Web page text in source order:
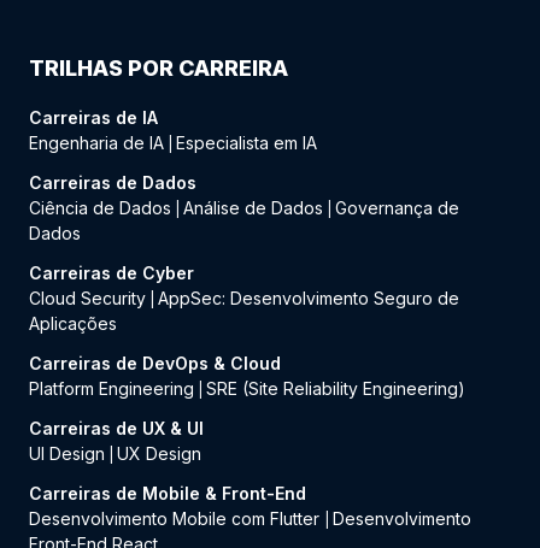
TRILHAS POR CARREIRA
Carreiras de IA
Engenharia de IA Especialista em IA
Carreiras de Dados
Ciência de Dados
Análise de Dados
Governança de
Dados
Carreiras de Cyber
Cloud Security AppSec: Desenvolvimento Seguro de
Aplicações
Carreiras de DevOps & Cloud
Platform Engineering
SRE (Site Reliability Engineering)
Carreiras de UX & UI
UI Design
UX Design
Carreiras de Mobile & Front-End
Desenvolvimento Mobile com Flutter
Desenvolvimento
Front-End React